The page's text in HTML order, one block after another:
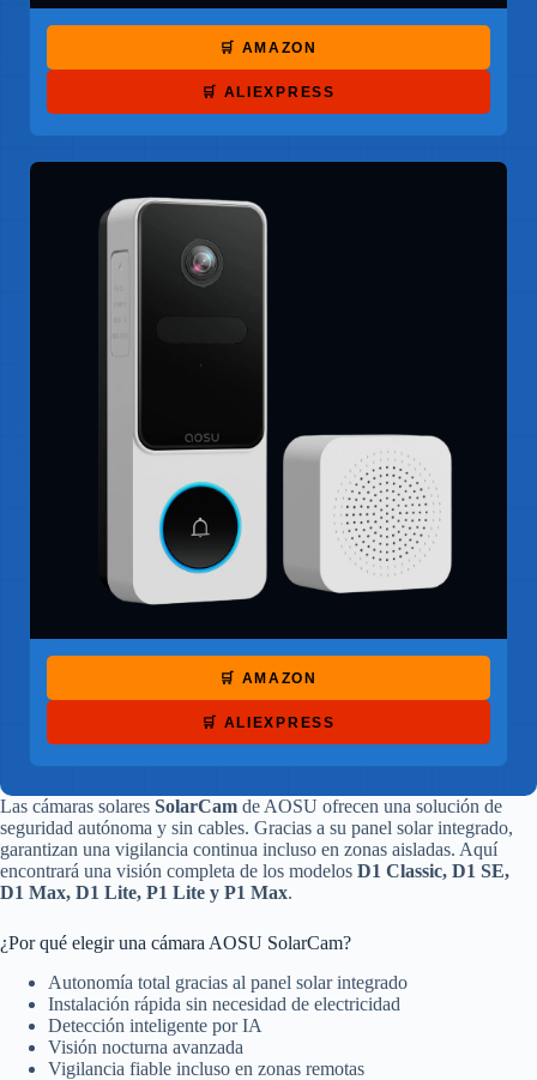
🛒 AMAZON
🛒 ALIEXPRESS
🛒 AMAZON
🛒 ALIEXPRESS
Las cámaras solares SolarCam de AOSU ofrecen una solución de
seguridad autónoma y sin cables. Gracias a su panel solar integrado,
garantizan una vigilancia continua incluso en zonas aisladas. Aquí
encontrará una visión completa de los modelos D1 Classic, D1 SE,
D1 Max, D1 Lite, P1 Lite y P1 Max.
¿Por qué elegir una cámara AOSU SolarCam?
Autonomía total gracias al panel solar integrado
Instalación rápida sin necesidad de electricidad
Detección inteligente por IA
Visión nocturna avanzada
Vigilancia fiable incluso en zonas remotas